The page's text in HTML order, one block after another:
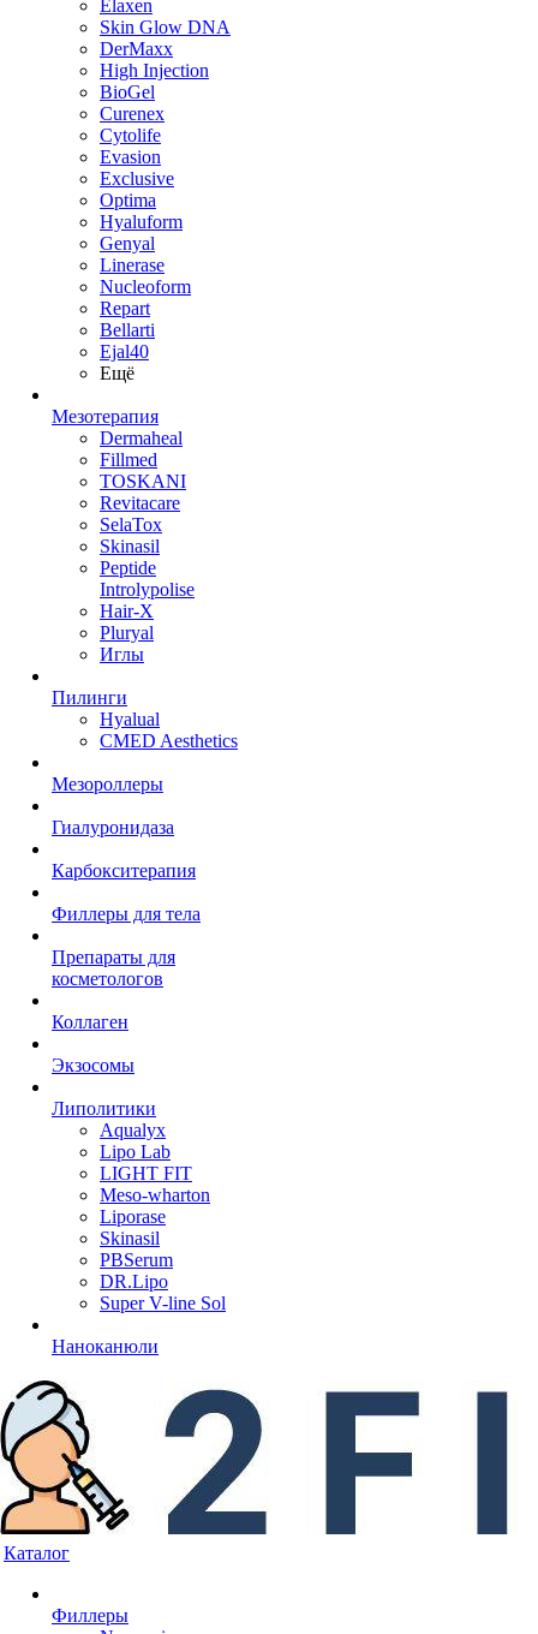
Elaxen
Skin Glow DNA
DerMaxx
High Injection
BioGel
Curenex
Cytolife
Evasion
Exclusive
Optima
Hyaluform
Genyal
Linerase
Nucleoform
Repart
Bellarti
Ejal40
Ещё
Мезотерапия
Dermaheal
Fillmed
TOSKANI
Revitacare
SelaTox
Skinasil
Peptide
Introlypolise
Hair-X
Pluryal
Иглы
Пилинги
Hyalual
CMED Aesthetics
Мезороллеры
Гиалуронидаза
Карбокситерапия
Филлеры для тела
Препараты для
косметологов
Коллаген
Экзосомы
Липолитики
Aqualyx
Lipo Lab
LIGHT FIT
Meso-wharton
Liporase
Skinasil
PBSerum
DR.Lipo
Super V-line Sol
Наноканюли
Каталог
Филлеры